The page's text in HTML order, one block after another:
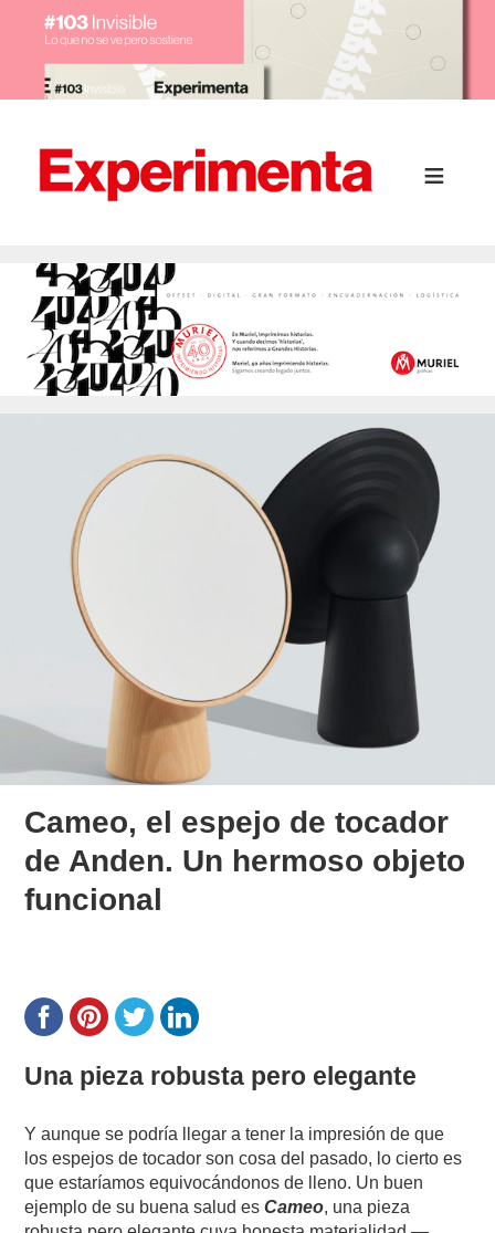
Cameo, el espejo de tocador
de Anden. Un hermoso objeto
funcional
Una pieza robusta pero elegante
Y aunque se podría llegar a tener la impresión de que
los espejos de tocador son cosa del pasado, lo cierto es
que estaríamos equivocándonos de lleno. Un buen
ejemplo de su buena salud esCameo, una pieza